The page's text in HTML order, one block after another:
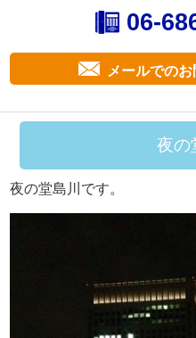
06-
メールでの
夜の
夜の堂島川です。